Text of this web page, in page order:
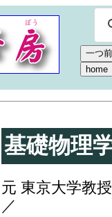
基礎物理
元 東京大学教
／